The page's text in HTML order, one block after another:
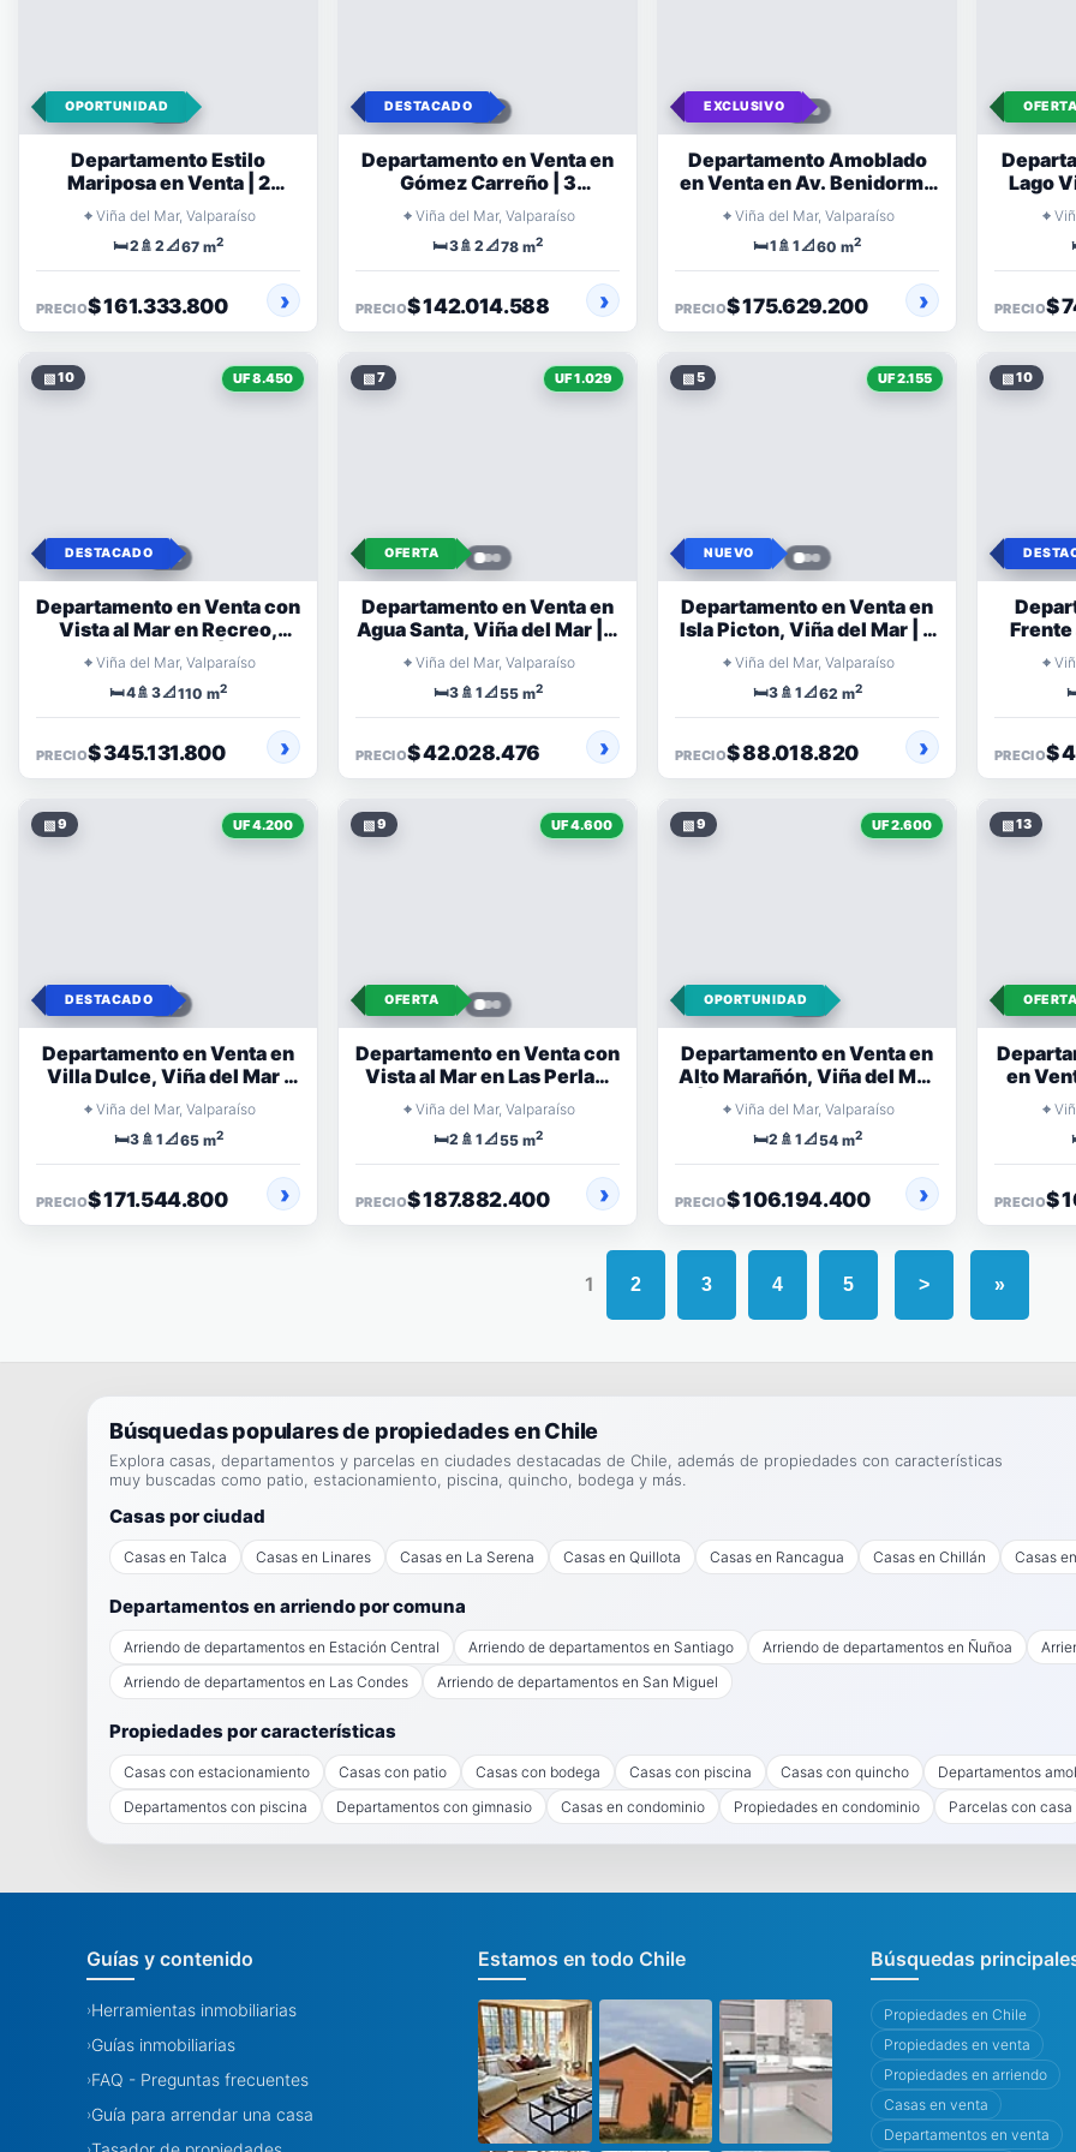
OPORTUNIDAD
Departamento Estilo
Mariposa en Venta | 2
Dormitorios y 2
estacionamientos
⌖ Viña del Mar, Valparaíso
🛏️2 🚿 2📐67 m2
PRECIO$ 161.333.800
DESTACADO
Departamento en Venta en
Gómez Carreño | 3
Dormitorios
⌖ Viña del Mar, Valparaíso
🛏️3🚿 2📐78 m2
PRECIO$ 142.014.588
EXCLUSIVO
Departamento Amoblado
en Venta en Av. Benidorm |
1 Dormitorio
⌖ Viña del Mar, Valparaíso
🛏️1 🚿 1📐60 m2
PRECIO$ 175.629.200
OFERTA
Lago
⌖
PRECIO$
▧10 UF 8.450
DESTACADO
Departamento en Venta con
Vista al Mar en Recreo,
Viña del Mar | 4
Dormitorios
⌖ Viña del Mar, Valparaíso
🛏️4🚿 3📐110 m2
PRECIO$ 345.131.800
▧7 UF 1.029
OFERTA
Departamento en Venta en
Agua Santa, Viña del Mar | 3
Dormitorios en Condominio
⌖ Viña del Mar, Valparaíso
🛏️3 🚿 1📐55 m2
PRECIO$ 42.028.476
▧5 UF 2.155
NUEVO
Departamento en Venta en
Isla Picton, Viña del Mar | 3
Dormitorios
⌖ Viña del Mar, Valparaíso
🛏️3 🚿 1📐62 m2
PRECIO$ 88.018.820
▧10
Frente
Jorge
⌖
PRECIO$
▧9 UF 4.200
DESTACADO
Departamento en Venta en
Villa Dulce, Viña del Mar |
Piso 20, 3 Dormitorios
⌖ Viña del Mar, Valparaíso
🛏️3 🚿 1📐65 m2
PRECIO$ 171.544.800
▧9 UF 4.600
OFERTA
Departamento en Venta con
Vista al Mar en Las Perlas,
Cochoa Viña del Mar
⌖ Viña del Mar, Valparaíso
🛏️2 🚿 1📐55 m2
PRECIO$ 187.882.400
▧9 UF 2.600
OPORTUNIDAD
Departamento en Venta en
Alto Marañón, Viña del Mar
| 2 Dormitorios, Piscina
⌖ Viña del Mar, Valparaíso
🛏️2 🚿 1📐54 m2
PRECIO$ 106.194.400
▧13
OFERTA
en
del
⌖
PRECIO$
1 2 3 4 5 > »
Búsquedas populares de propiedades en Chile
Explora casas, departamentos y parcelas en ciudades destacadas de Chile, además de propiedades con características
muy buscadas como patio, estacionamiento, piscina, quincho, bodega y más.
Casas por ciudad
Casas en Talca Casas en Linares Casas en La Serena Casas en Quillota Casas en Rancagua Casas en Chillán Casas
Departamentos en arriendo por comuna
Arriendo de departamentos en Estación Central Arriendo de departamentos en Santiago Arriendo de departamentos en Ñuñoa
Arriendo de departamentos en Las Condes
Arriendo de departamentos en San Miguel
Propiedades por características
Casas con estacionamiento Casas con patio Casas con bodega Casas con piscina Casas con quincho Departamentos
Departamentos con piscina
Departamentos con gimnasio Casas en condominio Propiedades en condominio Parcelas con casa
Guías y contenido
›Herramientas inmobiliarias
›Guías inmobiliarias
›FAQ - Preguntas frecuentes
›Guía para arrendar una casa
Estamos en todo Chile Búsquedas
Propiedades en Chile
Propiedades en venta
Propiedades en arriendo
Casas en venta
Departamentos en venta